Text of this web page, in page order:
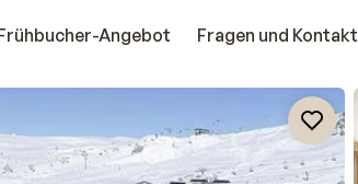
Angebot Fragen und Kontakt